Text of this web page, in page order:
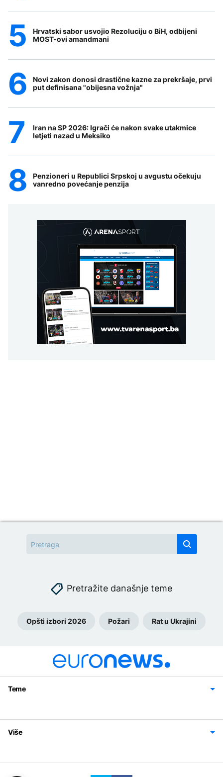
Hrvatski sabor usvojio Rezoluciju o BiH, odbijeni
MOST-ovi amandmani
Novi zakon donosi drastične kazne za prekršaje, prvi
put definisana "obijesna vožnja"
Iran na SP 2026: Igrači će nakon svake utakmice
letjeti nazad u Meksiko
Penzioneri u Republici Srpskoj u avgustu očekuju
vanredno povećanje penzija
Pretražite današnje teme
Opšti izbori 2026 Požari Rat u Ukrajini
Teme
Svijet
Sport
Magazin
Više
Politika privatnosti
Uslovi korišćenja